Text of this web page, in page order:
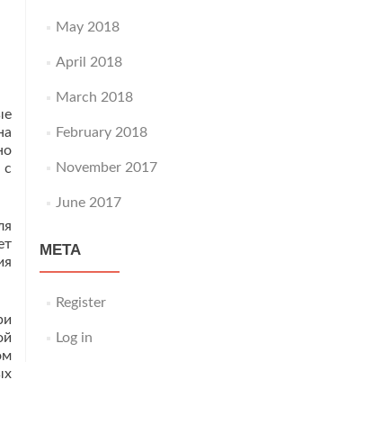
May 2018
April 2018
March 2018
February 2018
November 2017
June 2017
META
Register
Log in